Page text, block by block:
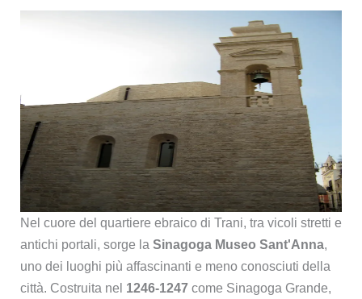
Nel cuore del quartiere ebraico di Trani, tra vicoli stretti e
antichi portali, sorge la Sinagoga Museo Sant'Anna,
uno dei luoghi più affascinanti e meno conosciuti della
città. Costruita nel 1246-1247come Sinagoga Grande,